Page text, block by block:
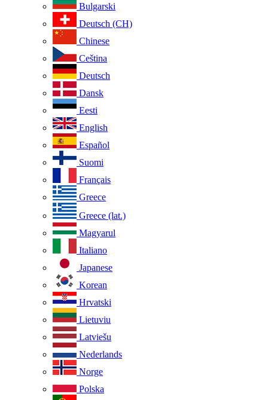
Bulgarski
Deutsch (CH)
Chinese
Ceština
Deutsch
Dansk
Eesti
English
Español
Suomi
Français
Greece
Greece (lat.)
Magyarul
Italiano
Japanese
Korean
Hrvatski
Lietuviu
Latviešu
Nederlands
Norge
Polska